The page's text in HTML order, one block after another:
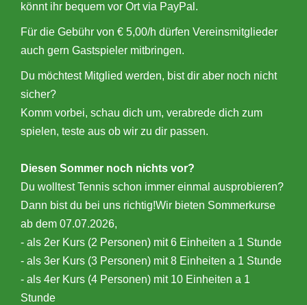
könnt ihr bequem vor Ort via PayPal.
Für die Gebühr von € 5,00/h dürfen Vereinsmitglieder
auch gern Gastspieler mitbringen.
Du möchtest Mitglied werden, bist dir aber noch nicht
sicher?
Komm vorbei, schau dich um, verabrede dich zum
spielen, teste aus ob wir zu dir passen.
Diesen Sommer noch nichts vor?
Du wolltest Tennis schon immer einmal ausprobieren?
Dann bist du bei uns richtig!Wir bieten Sommerkurse
ab dem 07.07.2026,
- als 2er Kurs (2 Personen) mit 6 Einheiten a 1 Stunde
- als 3er Kurs (3 Personen) mit 8 Einheiten a 1 Stunde
- als 4er Kurs (4 Personen) mit 10 Einheiten a 1
Stunde